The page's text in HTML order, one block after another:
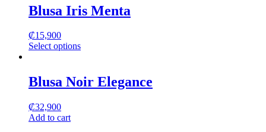
has
multiple
The
options
chosen
on
the
product
page
Blusa Iris Menta
₡15,900
Select options
has
multiple
The
options
Blusa Noir Elegance
₡32,900
Add to cart